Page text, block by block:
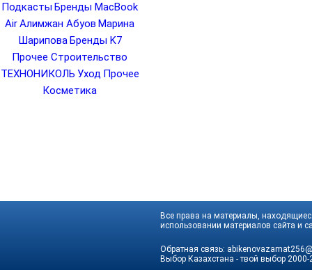
Подкасты Бренды MacBook
AirАлимжан Абуов Марина
Шарипова Бренды K7
Прочее Строительство
ТЕХНОНИКОЛЬ Уход Прочее
Косметика
Все права на материалы,
использовании материалов сайта и
Обратная связь:
Выбор Казахстана - твой выбор 2000-